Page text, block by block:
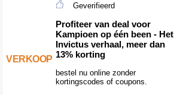
VERKOOP
Geverifieerd
Profiteer van deal voor
Kampioen op één been - Het
Invictus verhaal, meer dan
13% korting
bestel nu online zonder
kortingscodes of coupons.